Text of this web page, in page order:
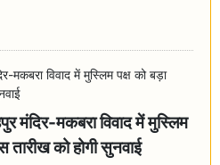
मकबरा विवाद में मुस्लिम
को होगी सुनवाई